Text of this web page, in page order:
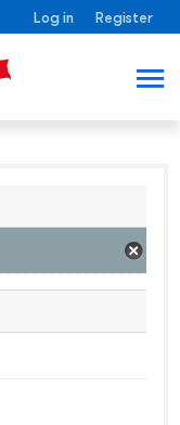
Log in Register